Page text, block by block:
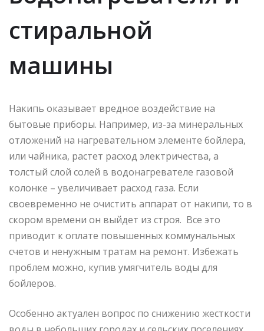
стиральной
машины
Накипь оказывает вредное воздействие на
бытовые приборы. Например, из-за минеральных
отложений на нагревательном элементе бойлера,
или чайника, растет расход электричества, а
толстый слой солей в водонагревателе газовой
колонке – увеличивает расход газа. Если
своевременно не очистить аппарат от накипи, то в
скором времени он выйдет из строя. Все это
приводит к оплате повышенных коммунальных
счетов и ненужным тратам на ремонт. Избежать
проблем можно, купив умягчитель воды для
бойлеров.
Особенно актуален вопрос по снижению жесткости